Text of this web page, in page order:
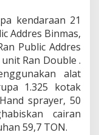
kendaraan 21
Addres Binmas,
Public Addres
Ran Double .
alat
1.325 kotak
sprayer, 50
cairan
59,7 TON.